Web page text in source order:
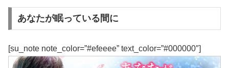
あなたが眠っている間に
[su_note note_color=”#efeeee” text_color=”#000000″]